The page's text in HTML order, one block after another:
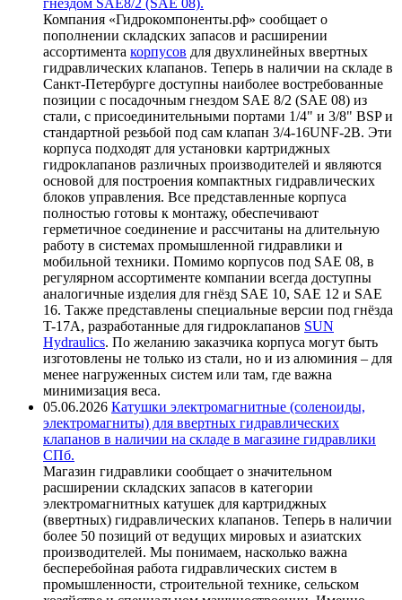
Компания «Гидрокомпоненты.рф» сообщает о
пополнении складских запасов и расширении
ассортимента корпусов для двухлинейных ввертных
гидравлических клапанов. Теперь в наличии на складе в
Санкт-Петербурге доступны наиболее востребованные
позиции с посадочным гнездом SAE 8/2 (SAE 08) из
стали, с присоединительными портами 1/4" и 3/8" BSP и
стандартной резьбой под сам клапан 3/4-16UNF-2B. Эти
корпуса подходят для установки картриджных
гидроклапанов различных производителей и являются
основой для построения компактных гидравлических
блоков управления. Все представленные корпуса
полностью готовы к монтажу, обеспечивают
герметичное соединение и рассчитаны на длительную
работу в системах промышленной гидравлики и
мобильной техники. Помимо корпусов под SAE 08, в
регулярном ассортименте компании всегда доступны
аналогичные изделия для гнёзд SAE 10, SAE 12 и SAE
16. Также представлены специальные версии под гнёзда
T-17A, разработанные для гидроклапанов SUN
Hydraulics. По желанию заказчика корпуса могут быть
изготовлены не только из стали, но и из алюминия – для
менее нагруженных систем или там, где важна
минимизация веса.
05.06.2026 Катушки электромагнитные (соленоиды,
электромагниты) для ввертных гидравлических
клапанов в наличии на складе в магазине гидравлики
СПб.
Магазин гидравлики сообщает о значительном
расширении складских запасов в категории
электромагнитных катушек для картриджных
(ввертных) гидравлических клапанов. Теперь в наличии
более 50 позиций от ведущих мировых и азиатских
производителей. Мы понимаем, насколько важна
бесперебойная работа гидравлических систем в
промышленности, строительной технике, сельском